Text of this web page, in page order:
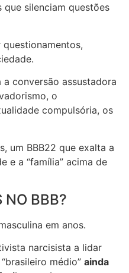
que silenciam questões
conversão assustadora
o
compulsória, os
um BBB22 que exalta a
e a “família” acima de
NO BBB?
em anos.
narcisista a lidar
médio” ainda